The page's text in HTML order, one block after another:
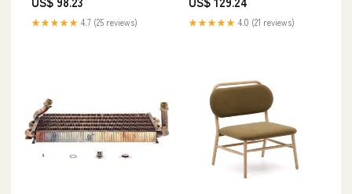
★★★★★ 4.7 (25 reviews) ★★★★★ 4.0 (21 reviews)